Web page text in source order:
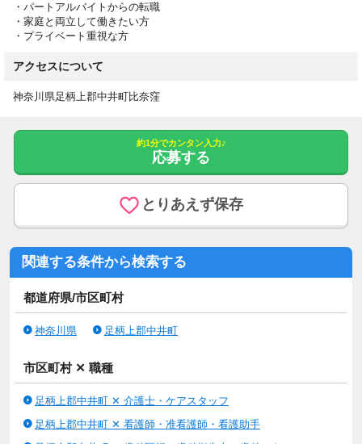
・パートアルバイトからの転職
・家庭と両立して働きたい方
・プライベート重視な方
アクセスについて
神奈川県足柄上郡中井町比奈窪
約1分でカンタン入力♪
応募する
とりあえず保存
関連する条件から検索する
都道府県/市区町村
神奈川県 足柄上郡中井町
市区町村 ✕ 職種
足柄上郡中井町 ✕ 介護士・ケアスタッフ
足柄上郡中井町 ✕ 看護師・准看護師・看護助手